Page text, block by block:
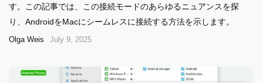
す。この記事では、この接続モードのあらゆるニュアンスを探
り、AndroidをMacにシームレスに接続する方法を示します。
Olga Weis July 9, 2025